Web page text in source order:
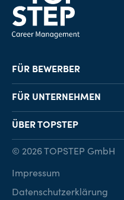
FÜR BEWERBER
Job-Finder
Karriereberatung
FÜR UNTERNEHMEN
Personalvermittlung
Personalsuche
ÜBER TOPSTEP
Kontakt
© 2026 TOPSTEP GmbH
Impressum
Datenschutzerklärung